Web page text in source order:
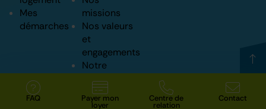
FAQ Payer mon
loyer
Centre de
relation
Contact
Mes
démarches
missions
Nos valeurs
et
engagements
Notre
projet
d’entreprise
Vous avez une question ? Suivez nous